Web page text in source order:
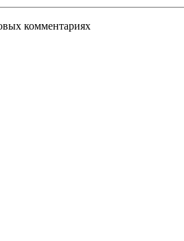
комментариях